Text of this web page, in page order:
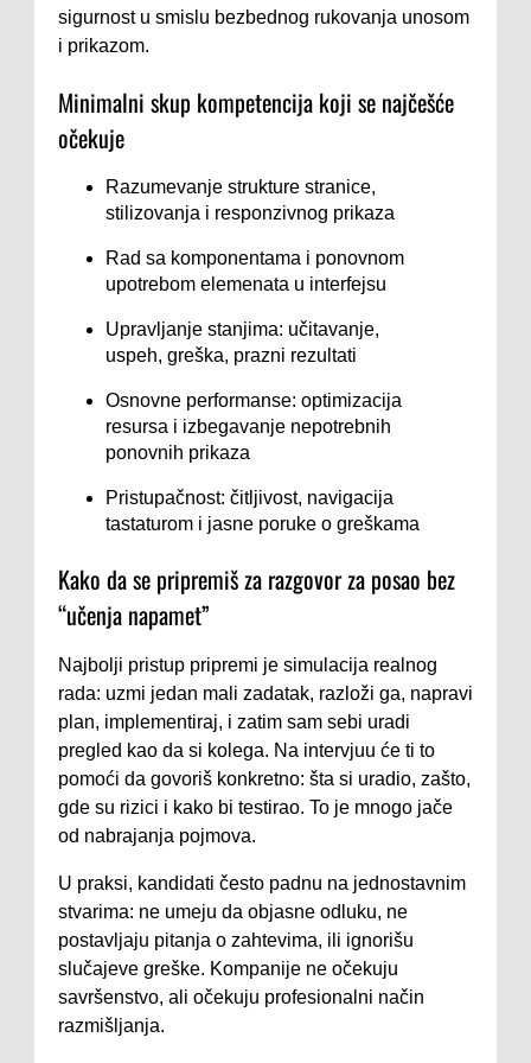
sigurnost u smislu bezbednog rukovanja unosom
i prikazom.
Minimalni skup kompetencija koji se najčešće
očekuje
Razumevanje strukture stranice,
stilizovanja i responzivnog prikaza
Rad sa komponentama i ponovnom
upotrebom elemenata u interfejsu
Upravljanje stanjima: učitavanje,
uspeh, greška, prazni rezultati
Osnovne performanse: optimizacija
resursa i izbegavanje nepotrebnih
ponovnih prikaza
Pristupačnost: čitljivost, navigacija
tastaturom i jasne poruke o greškama
Kako da se pripremiš za razgovor za posao bez
“učenja napamet”
Najbolji pristup pripremi je simulacija realnog
rada: uzmi jedan mali zadatak, razloži ga, napravi
plan, implementiraj, i zatim sam sebi uradi
pregled kao da si kolega. Na intervjuu će ti to
pomoći da govoriš konkretno: šta si uradio, zašto,
gde su rizici i kako bi testirao. To je mnogo jače
od nabrajanja pojmova.
U praksi, kandidati često padnu na jednostavnim
stvarima: ne umeju da objasne odluku, ne
postavljaju pitanja o zahtevima, ili ignorišu
slučajeve greške. Kompanije ne očekuju
savršenstvo, ali očekuju profesionalni način
razmišljanja.